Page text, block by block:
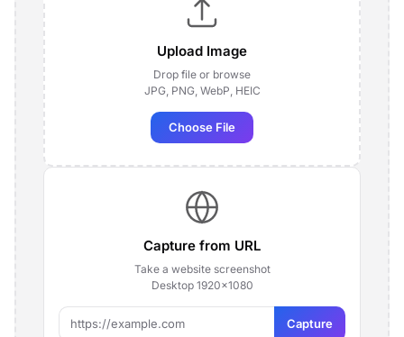
Upload Image
Drop file or browse
JPG, PNG, WebP, HEIC
Choose File
Capture from URL
Take a website screenshot
Desktop 1920×1080
Capture